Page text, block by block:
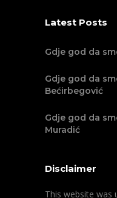
Latest Posts
Gdje god da
Gdje god da
Bećirbegović
Gdje god da
Muradić
Disclaimer
This website was